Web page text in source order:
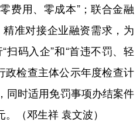
Français عربى
日本語 한국어
费用、零成本”；联合金融
准对接企业融资需求，为
扫码入企”和“首违不罚、轻
政检查主体公示年度检查计
同时适用免罚事项办结案件
（邓生祥 袁文波）